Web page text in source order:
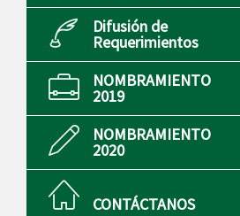
Difusión de
Requerimientos
NOMBRAMIENTO
2019
NOMBRAMIENTO
2020
CONTÁCTANOS